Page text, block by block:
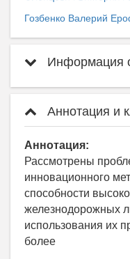
Гозбенко Валерий
Информация
Аннотация и
Аннотация:
Рассмотрены
инновационного
способности
железнодорожных
использования их
более